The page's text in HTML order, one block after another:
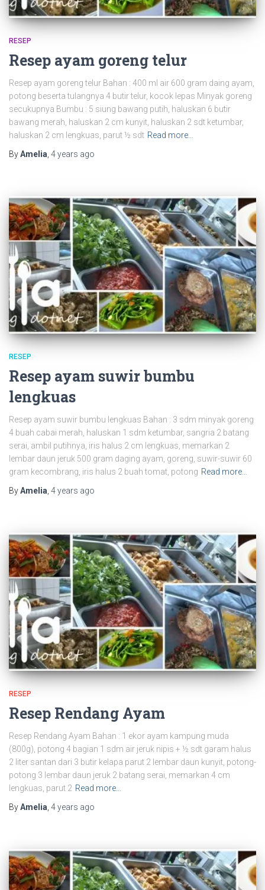
RESEP
Resep ayam goreng telur
Resep ayam goreng telur Bahan : 400 ml air 600 gram daing ayam,
potong beserta tulangnya 4 butir telur, kocok lepas Minyak goreng
secukupnya Bumbu : 5 siung bawang putih, haluskan 6 butir
bawang merah, haluskan 2 cm kunyit, haluskan 2 sdt ketumbar,
haluskan 2 cm lengkuas, parut ½ sdt Read more…
ByAmelia, 4 years ago
RESEP
Resep ayam suwir bumbu
lengkuas
Resep ayam suwir bumbu lengkuas Bahan : 3 sdm minyak goreng
4 buah cabai merah, haluskan 1 sdm ketumbar, sangria 2 batang
serai, ambil putihnya, iris halus 2 cm lengkuas, memarkan 2
lembar daun jeruk 500 gram daging ayam, goreng, suwir-suwir 60
gram kecombrang, iris halus 2 buah tomat, potong Read more…
ByAmelia, 4 years ago
RESEP
Resep Rendang Ayam
Resep Rendang Ayam Bahan : 1 ekor ayam kampung muda
(800g), potong 4 bagian 1 sdm air jeruk nipis + ½ sdt garam halus
2 liter santan dari 3 butir kelapa parut 2 lembar daun kunyit, potong-
potong 3 lembar daun jeruk 2 batang serai, memarkan 4 cm
lengkuas, parut 2 Read more…
ByAmelia 4 years ago